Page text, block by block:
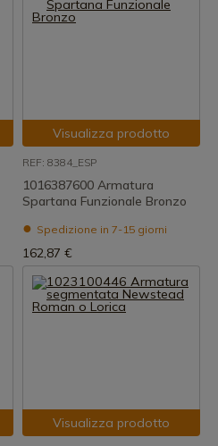
Visualizza prodotto
REF: 8384_ESP
1016387600 Armatura
Spartana Funzionale Bronzo
Spedizione in 7-15 giorni
162,87 €
Visualizza prodotto